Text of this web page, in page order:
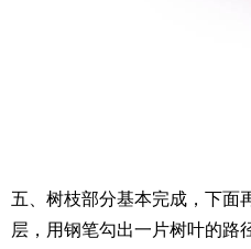
五、树枝部分基本完成，下面
层，用钢笔勾出一片树叶的路